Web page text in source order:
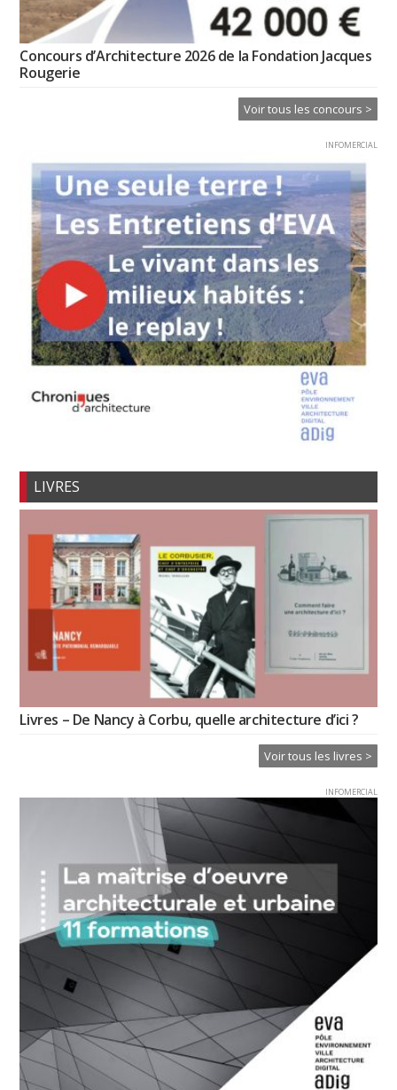
Concours d’Architecture 2026 de la Fondation Jacques
Rougerie
Voir tous les concours >
INFOMERCIAL
LIVRES
Livres – De Nancy à Corbu, quelle architecture d’ici ?
Voir tous les livres >
INFOMERCIAL